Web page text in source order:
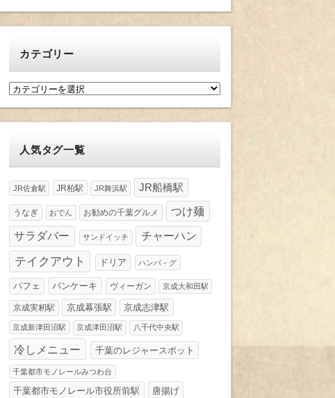
カテゴリー
カ
人気タグ一覧
JR佐倉駅 JR柏駅 JR舞浜駅 JR船橋駅
うなぎ おでん お勧めの千葉グルメ つけ麺
サラダバー サンドイッチ チャーハン
テイクアウト ドリア ハンバ－グ
パフェ パンケーキ ヴィーガン 京成大和田駅
京成実籾駅 京成幕張駅 京成志津駅
京成新津田沼駅 京成津田沼駅 八千代中央駅
冷しメニュー 千葉のレジャースポット
千葉都市モノレールみつわ台
千葉都市モノレール市役所前駅 唐揚げ